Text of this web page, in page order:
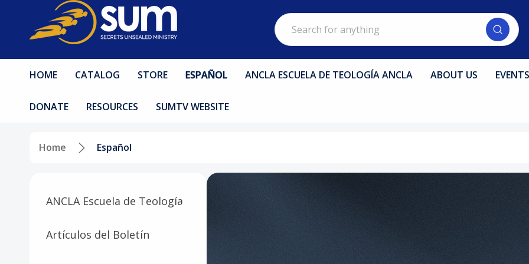
Search
HOME CATALOG STORE ESPAÑOL ANCLA ESCUELA DE TEOLOGÍA ANCLA ABOUT US EVENTS
DONATE RESOURCES SUMTV WEBSITE
Home Español
ANCLA Escuela de Teología
Artículos del Boletín